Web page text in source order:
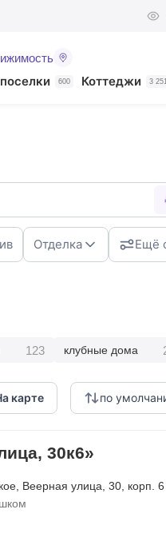
600 Коттеджи 3
Отделка Ещё
123 клубные дома
по
карте
30к6»
Веерная улица , 30, корп. 6